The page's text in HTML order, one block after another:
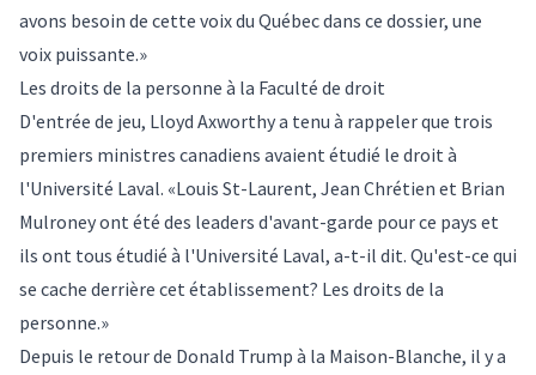
avons besoin de cette voix du Québec dans ce dossier, une
voix puissante.»
Les droits de la personne à la Faculté de droit
D'entrée de jeu, Lloyd Axworthy a tenu à rappeler que trois
premiers ministres canadiens avaient étudié le droit à
l'Université Laval. «Louis St-Laurent, Jean Chrétien et Brian
Mulroney ont été des leaders d'avant-garde pour ce pays et
ils ont tous étudié à l'Université Laval, a-t-il dit. Qu'est-ce qui
se cache derrière cet établissement? Les droits de la
personne.»
Depuis le retour de Donald Trump à la Maison-Blanche, il y a